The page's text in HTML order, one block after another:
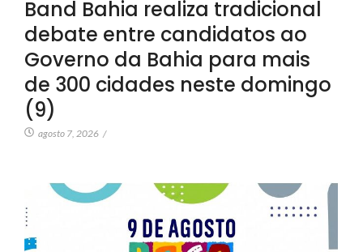
Band Bahia realiza tradicional
debate entre candidatos ao
Governo da Bahia para mais
de 300 cidades neste domingo
(9)
agosto 7, 2026 /